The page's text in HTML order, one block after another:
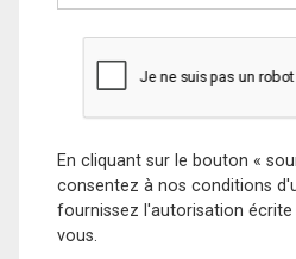
En cliquant sur le bouton «
consentez à nos conditions
fournissez l'autorisation
vous.